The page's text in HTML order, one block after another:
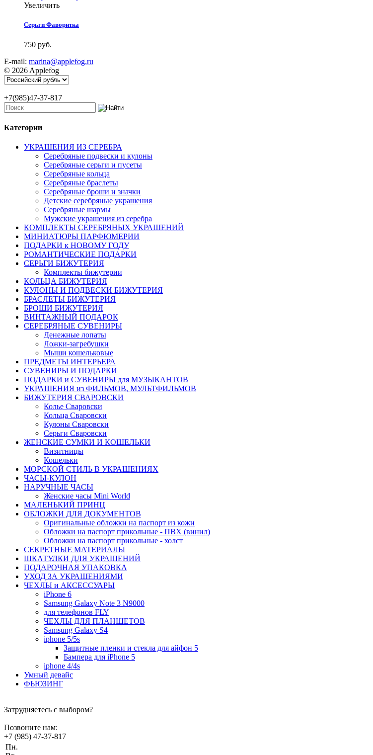
Увеличить
Серьги Фаворитка
750 руб.
E-mail: marina@applefog.ru
© 2026 Applefog
+7(985)47-37-817
Категории
УКРАШЕНИЯ ИЗ СЕРЕБРА
Серебряные подвески и кулоны
Серебряные серьги и пусеты
Серебряные кольца
Серебряные браслеты
Серебряные броши и значки
Детские серебряные украшения
Серебряные шармы
Мужские украшения из серебра
КОМПЛЕКТЫ СЕРЕБРЯНЫХ УКРАШЕНИЙ
МИНИАТЮРЫ ПАРФЮМЕРИИ
ПОДАРКИ к НОВОМУ ГОДУ
РОМАНТИЧЕСКИЕ ПОДАРКИ
СЕРЬГИ БИЖУТЕРИЯ
Комплекты бижутерии
КОЛЬЦА БИЖУТЕРИЯ
КУЛОНЫ И ПОДВЕСКИ БИЖУТЕРИЯ
БРАСЛЕТЫ БИЖУТЕРИЯ
БРОШИ БИЖУТЕРИЯ
ВИНТАЖНЫЙ ПОДАРОК
СЕРЕБРЯНЫЕ СУВЕНИРЫ
Денежные лопаты
Ложки-загребушки
Мыши кошельковые
ПРЕДМЕТЫ ИНТЕРЬЕРА
СУВЕНИРЫ И ПОДАРКИ
ПОДАРКИ и СУВЕНИРЫ для МУЗЫКАНТОВ
УКРАШЕНИЯ из ФИЛЬМОВ, МУЛЬТФИЛЬМОВ
БИЖУТЕРИЯ СВАРОВСКИ
Колье Сваровски
Кольца Сваровски
Кулоны Сваровски
Серьги Сваровски
ЖЕНСКИЕ СУМКИ И КОШЕЛЬКИ
Визитницы
Кошельки
МОРСКОЙ СТИЛЬ В УКРАШЕНИЯХ
ЧАСЫ-КУЛОН
НАРУЧНЫЕ ЧАСЫ
Женские часы Mini World
МАЛЕНЬКИЙ ПРИНЦ
ОБЛОЖКИ ДЛЯ ДОКУМЕНТОВ
Оригинальные обложки на паспорт из кожи
Обложки на паспорт прикольные - ПВХ (винил)
Обложки на паспорт прикольные - холст
СЕКРЕТНЫЕ МАТЕРИАЛЫ
ШКАТУЛКИ ДЛЯ УКРАШЕНИЙ
ПОДАРОЧНАЯ УПАКОВКА
УХОД ЗА УКРАШЕНИЯМИ
ЧEХЛЫ и АКСЕССУАРЫ
iPhone 6
Samsung Galaxy Note 3 N9000
для телефонов FLY
ЧЕХЛЫ ДЛЯ ПЛАНШЕТОВ
Samsung Galaxy S4
iphone 5/5s
Защитные пленки и стекла для айфон 5
Бампера для iPhone 5
iphone 4/4s
Умный девайс
ФЬЮЗИНГ
Затрудняетесь с выбором?
Позвоните нам:
+7 (985) 47-37-817
Пн.